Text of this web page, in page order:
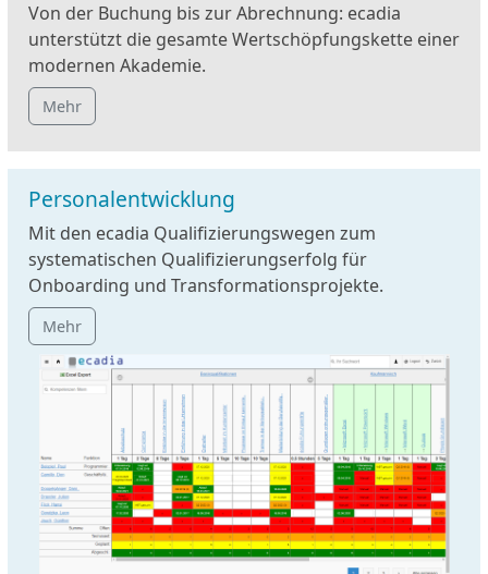
Von der Buchung bis zur Abrechnung: ecadia
unterstützt die gesamte Wertschöpfungskette einer
modernen Akademie.
Mehr
Personalentwicklung
Mit den ecadia Qualifizierungswegen zum
systematischen Qualifizierungserfolg für
Onboarding und Transformationsprojekte.
Mehr